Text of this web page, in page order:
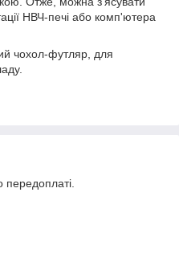
НВЧ-печі або комп'ютера
чохол-футляр, для
передоплаті.